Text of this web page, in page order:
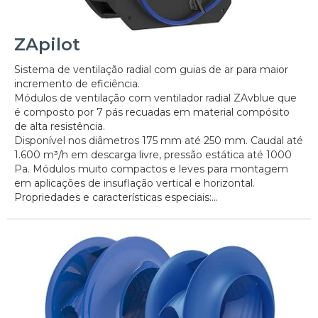
ZApilot
Sistema de ventilação radial com guias de ar para maior
incremento de eficiência.
Módulos de ventilação com ventilador radial ZAvblue que
é composto por 7 pás recuadas em material compósito
de alta resistência.
Disponível nos diâmetros 175 mm até 250 mm. Caudal até
1.600 m³/h em descarga livre, pressão estática até 1000
Pa. Módulos muito compactos e leves para montagem
em aplicações de insuflação vertical e horizontal.
Propriedades e características especiais:...